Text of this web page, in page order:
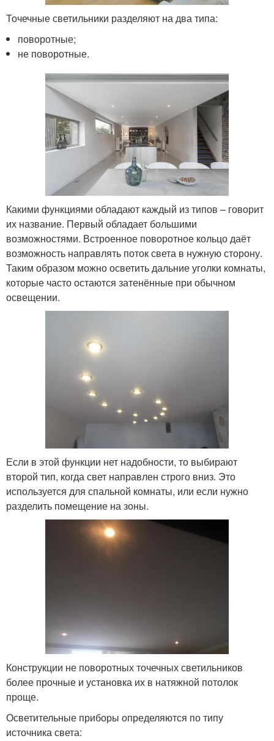
Точечные светильники разделяют на два типа:
поворотные;
не поворотные.
Какими функциями обладают каждый из типов – говорит
их название. Первый обладает большими
возможностями. Встроенное поворотное кольцо даёт
возможность направлять поток света в нужную сторону.
Таким образом можно осветить дальние уголки комнаты,
которые часто остаются затенённые при обычном
освещении.
Если в этой функции нет надобности, то выбирают
второй тип, когда свет направлен строго вниз. Это
используется для спальной комнаты, или если нужно
разделить помещение на зоны.
Конструкции не поворотных точечных светильников
более прочные и установка их в натяжной потолок
проще.
Осветительные приборы определяются по типу
источника света: